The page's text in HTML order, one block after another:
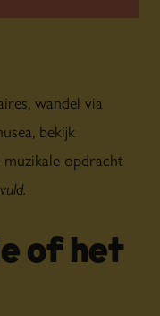
wandel via
bekijk
opdracht
of het